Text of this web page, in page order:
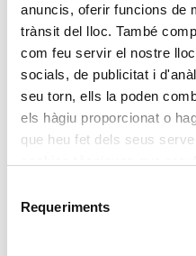
anuncis, oferir funcions de
trànsit del lloc. També
com feu servir el nostre
socials, de publicitat i
seu torn, ells la poden
els hàgiu proporcionat o
que heu fet dels seus
acceptació.
Requeriments
Reach Stacker (apiladora
alimentat amb aquesta
MSC Terminal València-, i
convencional -que es
instal·lades en el moll